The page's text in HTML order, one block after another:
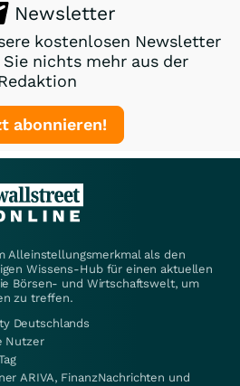
Newsletter
kostenlosen Newsletter
Sie nichts mehr aus der
Redaktion
abonnieren!
Alleinstellungsmerkmal als den
Wissens-Hub für einen aktuellen
Börsen- und Wirtschaftswelt, um
zu treffen.
Deutschlands
Nutzer
ARIVA, FinanzNachrichten und